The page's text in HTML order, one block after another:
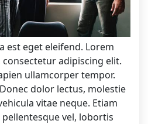
est eget eleifend. Lorem
adipiscing elit.
ullamcorper tempor.
dolor lectus, molestie
vitae neque. Etiam
vel, lobortis